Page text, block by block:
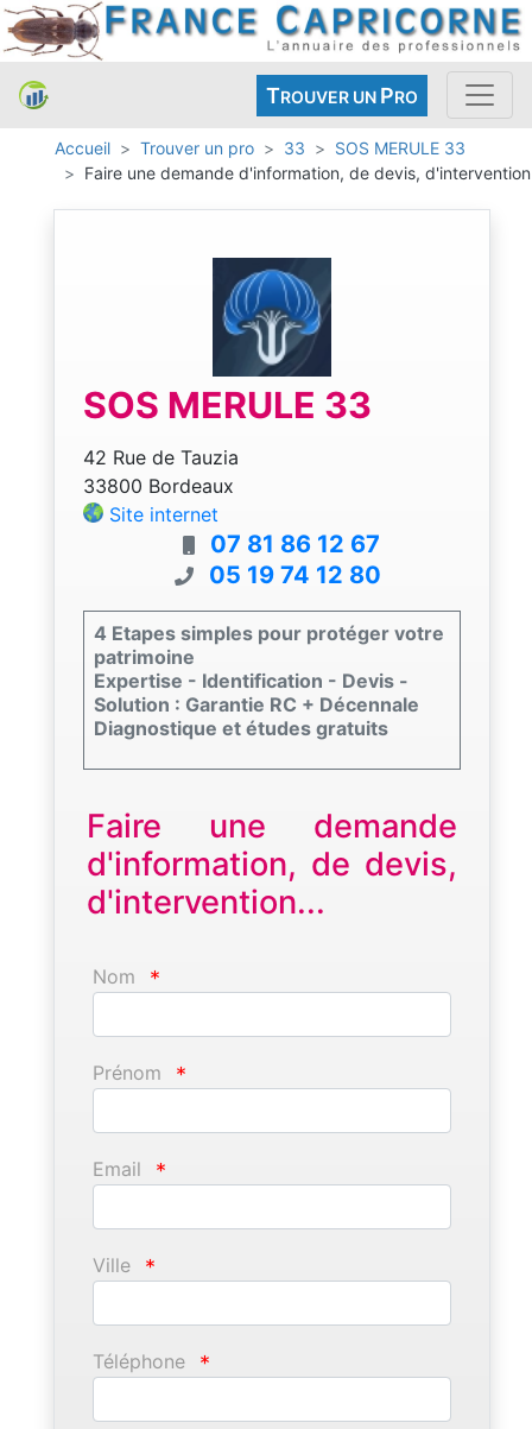
TROUVER UN PRO
Accueil Trouver un pro 33
SOS MERULE 33
Faire une demande d'information, de devis, d'intervention
SOS MERULE 33
42 Rue de Tauzia
33800 Bordeaux
Site internet
07 81 86 12 67
05 19 74 12 80
4 Etapes simples pour protéger votre
patrimoine
Expertise - Identification - Devis -
Solution : Garantie RC + Décennale
Diagnostique et études gratuits
Faire une demande
d'information, de devis,
d'intervention...
Nom *
Prénom *
Email *
Ville *
Téléphone *